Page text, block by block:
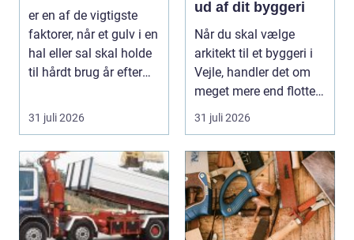
er en af de vigtigste
faktorer, når et gulv i en
hal eller sal skal holde
til hårdt brug år efter
31 juli 2026
ud af dit byggeri
Når du skal vælge
arkitekt til et byggeri i
Vejle, handler det om
meget mere end flotte
streger på p...
31 juli 2026